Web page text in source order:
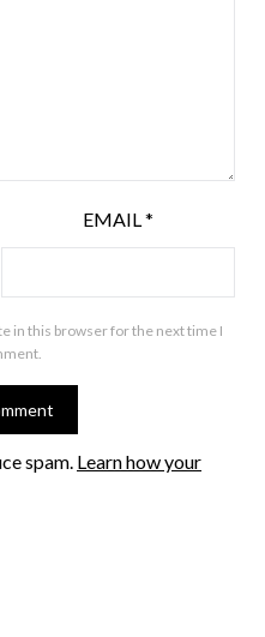
EMAIL *
in this browser for the next time I
spam. Learn how your